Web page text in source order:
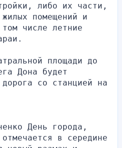
либо их части,
помещений и
числе летние
площади до
Дона будет
со станцией на
День города,
в середине